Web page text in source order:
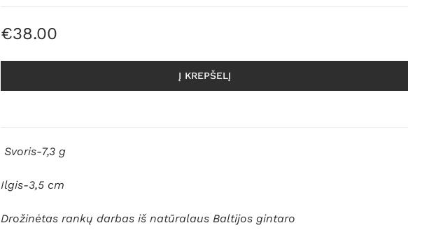
€38.00
Į KREPŠELĮ
Svoris-7,3 g
Ilgis-3,5 cm
Drožinėtas rankų darbas iš natūralaus Baltijos gintaro